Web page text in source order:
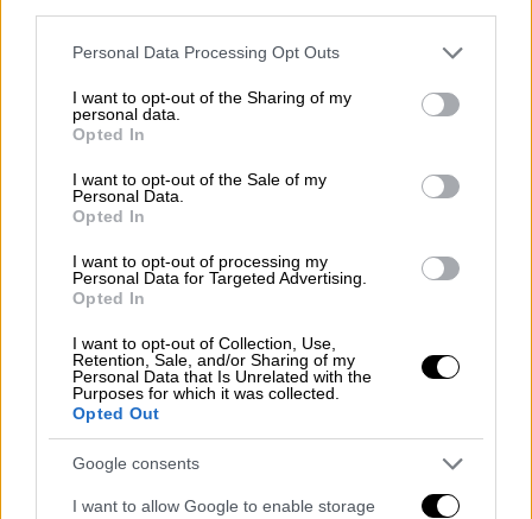
Please note that this website/app uses one or more Google
not limited to your visit or usage behaviour. You may click to
grant or deny consent to Google and its third-party tags to
use your data for below specified purposes in below Google
consent section.
Personal Data Processing Opt Outs
I want to opt-out of the Sharing of my
personal data.
Opted In
I want to opt-out of the Sale of my
Personal Data.
Opted In
I want to opt-out of processing my
Personal Data for Targeted Advertising.
Opted In
I want to opt-out of Collection, Use,
Retention, Sale, and/or Sharing of my
Personal Data that Is Unrelated with the
Purposes for which it was collected.
Opted Out
Google consents
I want to allow Google to enable storage
τους σε χοληστερόλη.
- Υποκατάστατα Γαλακτοκομικών: Επιλέξτε
προϊόντα όπως γάλα και γιαούρτι σόγιας για
πρόσληψη πρωτεΐνης.
3. Παρακολούθηση Επιπέδων Σακχάρου στο
- Συχνές Μετρήσεις: Η αλλαγή στο ωράριο
των γευμάτων και η σωματική
δραστηριότητα μπορεί να επηρεάσουν τα
επίπεδα σακχάρου. Είναι σημαντικό να
μετράτε τακτικά τα επίπεδα σακχάρου στο
αίμα σας και να μην παραλείπετε την
φαρμακευτική σας αγωγή.